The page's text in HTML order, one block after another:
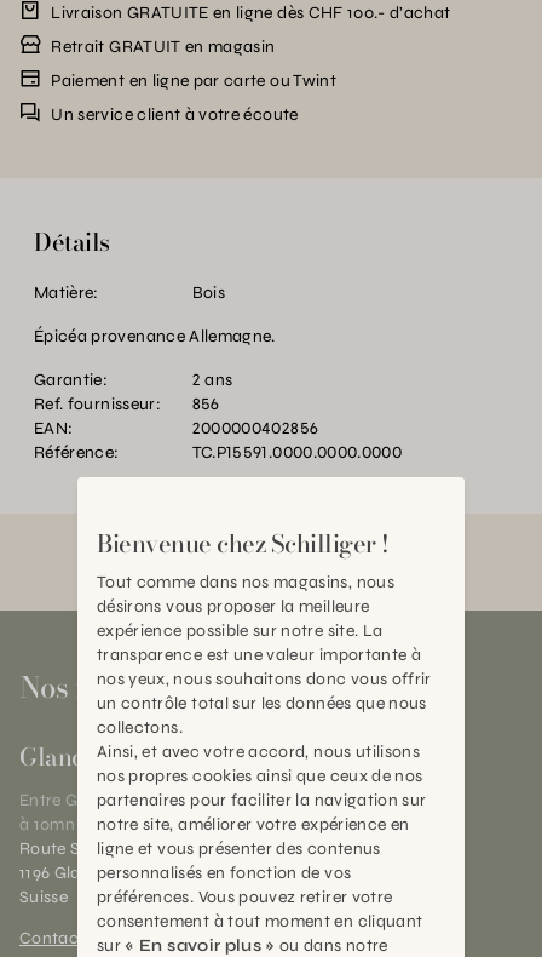
Livraison GRATUITE en ligne dès CHF 100.- d’achat
Retrait GRATUIT en magasin
Paiement en ligne par carte ou Twint
Un service client à votre écoute
Détails
Matière: Bois
Épicéa provenance Allemagne.
Garantie:
2 ans
Ref. fournisseur:
856
EAN:
2000000402856
Référence:
TC.P15591.0000.0000.0000
Nos magasins
Gland
Entre Genève et Lausanne,
à 10mn de Nyon
Route Suisse 40
1196 Gland (VD)
Suisse
Contact et horaires
Bienvenue chez Schilliger !
Tout comme dans nos magasins, nous
désirons vous proposer la meilleure
expérience possible sur notre site. La
transparence est une valeur importante à
nos yeux, nous souhaitons donc vous offrir
un contrôle total sur les données que nous
collectons.
Ainsi, et avec votre accord, nous utilisons
nos propres cookies ainsi que ceux de nos
partenaires pour faciliter la navigation sur
notre site, améliorer votre expérience en
ligne et vous présenter des contenus
personnalisés en fonction de vos
préférences. Vous pouvez retirer votre
consentement à tout moment en cliquant
sur « En savoir plus » ou dans notre